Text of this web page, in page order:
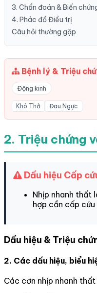
3. Chẩn đoán & Biến
4. Phác đồ Điều trị
Câu hỏi thường gặp
Bệnh lý & Triệu
Động kinh
Khó Thở Đau Ngực
2. Triệu chứng
Dấu hiệu Cấp
Nhịp nhanh thất
hợp cần cấp cứu
Dấu hiệu & Triệu
2. Các dấu hiệu, biểu
Các cơn nhịp nhanh